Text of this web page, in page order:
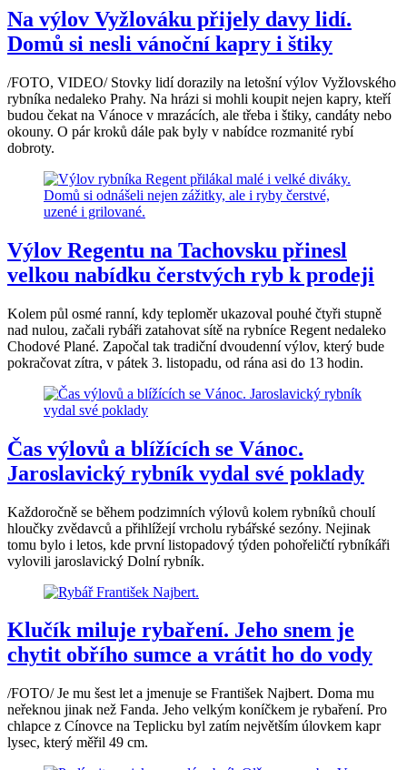
Na výlov Vyžlováku přijely davy lidí.
Domů si nesli vánoční kapry i štiky
/FOTO, VIDEO/ Stovky lidí dorazily na letošní výlov Vyžlovského
rybníka nedaleko Prahy. Na hrázi si mohli koupit nejen kapry, kteří
budou čekat na Vánoce v mrazácích, ale třeba i štiky, candáty nebo
okouny. O pár kroků dále pak byly v nabídce rozmanité rybí
dobroty.
Výlov Regentu na Tachovsku přinesl
velkou nabídku čerstvých ryb k prodeji
Kolem půl osmé ranní, kdy teploměr ukazoval pouhé čtyři stupně
nad nulou, začali rybáři zatahovat sítě na rybníce Regent nedaleko
Chodové Plané. Započal tak tradiční dvoudenní výlov, který bude
pokračovat zítra, v pátek 3. listopadu, od rána asi do 13 hodin.
Čas výlovů a blížících se Vánoc.
Jaroslavický rybník vydal své poklady
Každoročně se během podzimních výlovů kolem rybníků choulí
hloučky zvědavců a přihlížejí vrcholu rybářské sezóny. Nejinak
tomu bylo i letos, kde první listopadový týden pohořeličtí rybníkáři
vylovili jaroslavický Dolní rybník.
Klučík miluje rybaření. Jeho snem je
chytit obřího sumce a vrátit ho do vody
/FOTO/ Je mu šest let a jmenuje se František Najbert. Doma mu
neřeknou jinak než Fanda. Jeho velkým koníčkem je rybaření. Pro
chlapce z Cínovce na Teplicku byl zatím největším úlovkem kapr
lysec, který měřil 49 cm.